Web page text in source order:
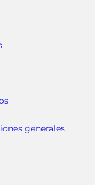
generales